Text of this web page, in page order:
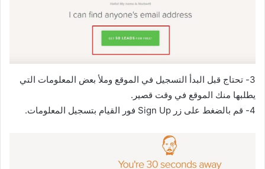
3- تحتاج قبل البدأ التسجيل في الموقع وملأ بعض المعلومات التي
يطلبها منك الموقع في وقت قصير.
4- قم بالضغط على زر Sign Up فور القيام بتسجيل المعلومات.